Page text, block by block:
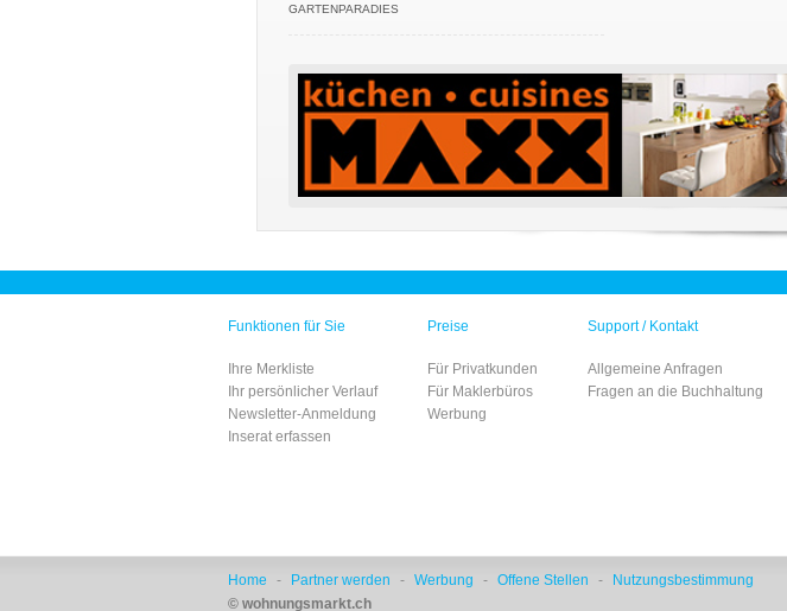
GARTENPARADIES
Funktionen für Sie
Ihre Merkliste
Ihr persönlicher Verlauf
Newsletter-Anmeldung
Inserat erfassen
Preise
Für Privatkunden
Für Maklerbüros
Werbung
Support / Kontakt
Allgemeine Anfragen
Fragen an die Buchhaltung
Home - Partner werden - Werbung - Offene Stellen -
Nutzungsbestimmung
© wohnungsmarkt.ch